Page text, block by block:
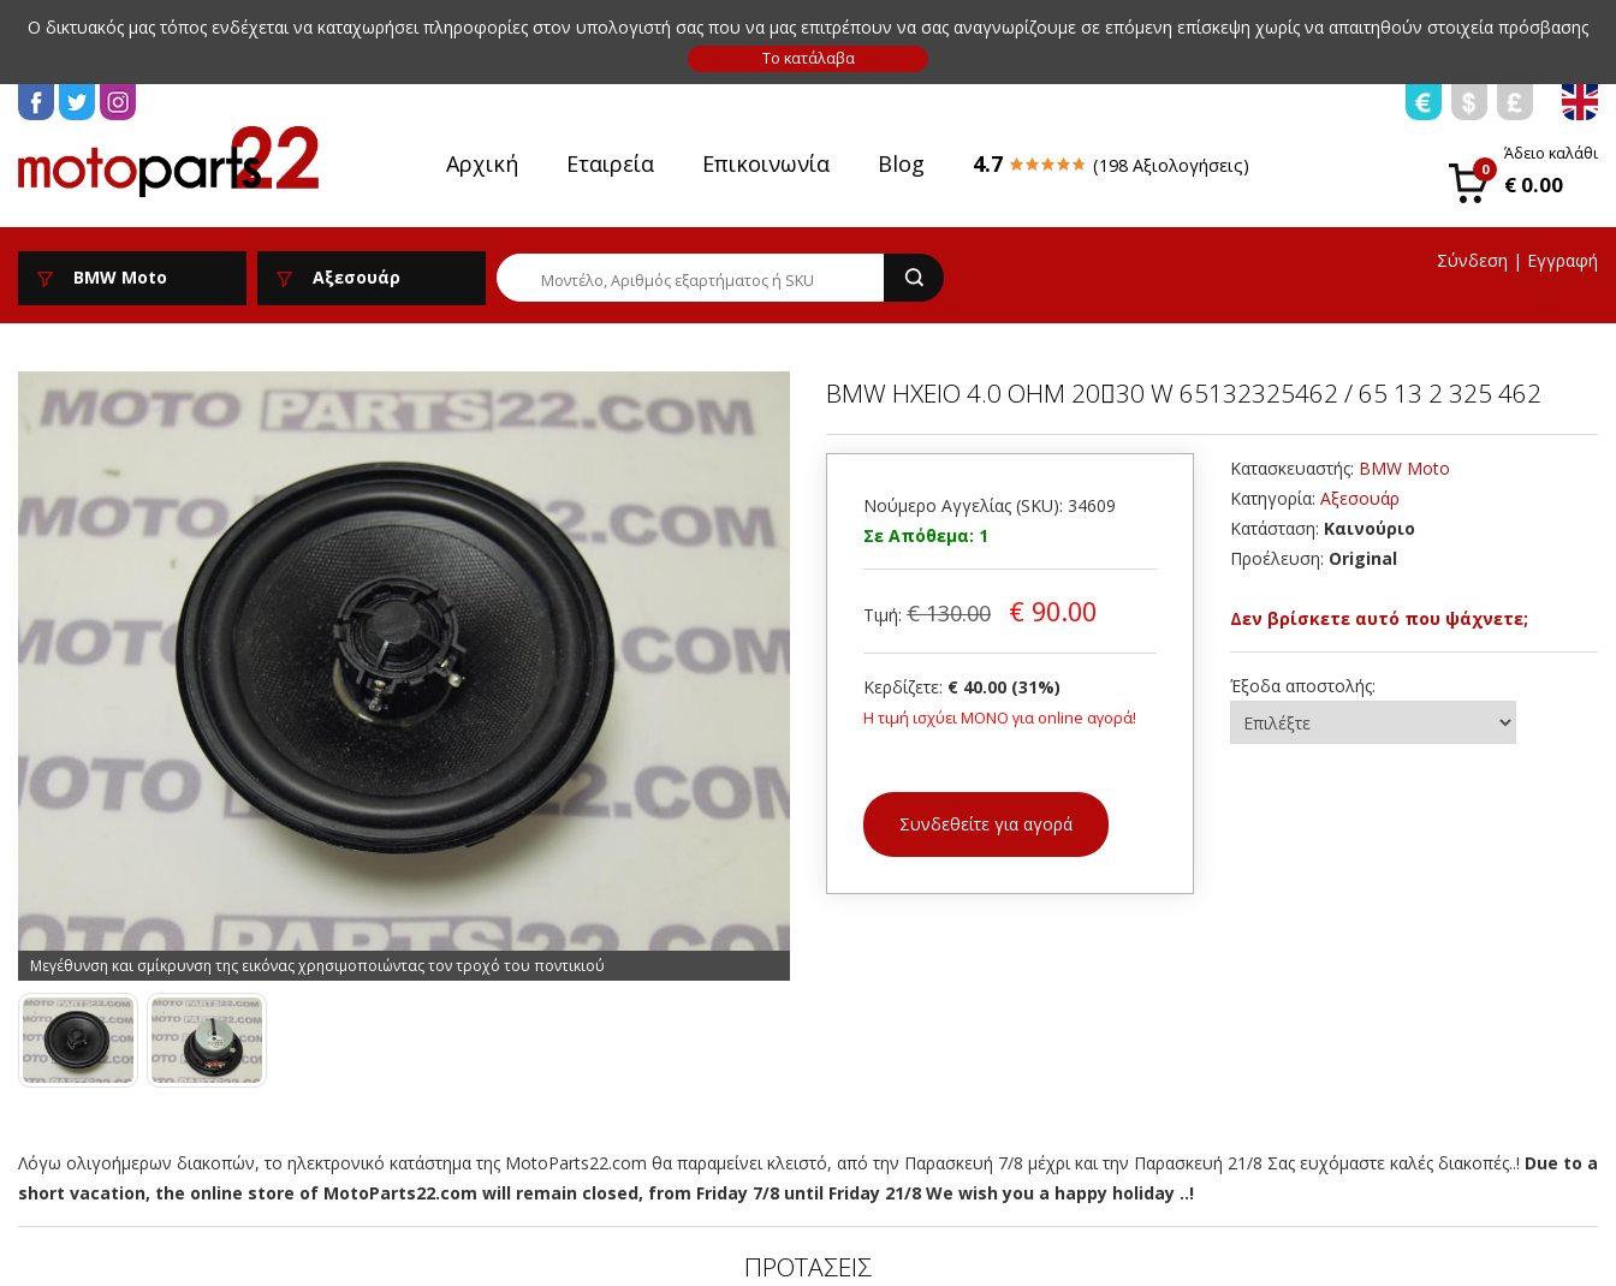
Ο δικτυακός μας τόπος ενδέχεται να καταχωρήσει πληροφορίες στον υπολογιστή σας που να μας επιτρέπουν να σας αναγνωρίζουμε σε επόμενη επίσκεψη χωρίς να απαιτηθούν στοιχεία πρόσβασης
Αρχική Εταιρεία Επικοινωνία Blog 4.7 (198 Αξιολογήσεις) 0
Άδειο καλάθι
€ 0.00
BMW Moto Αξεσουάρ
Σύνδεση | Εγγραφή
Μεγέθυνση και σμίκρυνση της εικόνας χρησιμοποιώντας τον τροχό του ποντικιού
BMW ΗΧΕΙΟ 4.0 OHM 2030 W 65132325462 / 65 13 2 325 462
Νούμερο Αγγελίας (SKU): 34609
Σε Απόθεμα: 1
Τιμή: € 130.00 € 90.00
Κερδίζετε: € 40.00 (31%)
Η τιμή ισχύει ΜΟΝΟ για online αγορά!
Συνδεθείτε για αγορά
Κατασκευαστής: BMW Moto
Κατηγορία: Αξεσουάρ
Κατάσταση: Καινούριο
Προέλευση: Original
Δεν βρίσκετε αυτό που ψάχνετε;
Έξοδα αποστολής:
Λόγω ολιγοήμερων διακοπών, το ηλεκτρονικό κατάστημα της MotoParts22.com θα παραμείνει κλειστό, από την Παρασκευή 7/8 μέχρι και την Παρασκευή 21/8 Σας ευχόμαστε καλές διακοπές..! Due to a
short vacation, the online store of MotoParts22.com will remain closed, from Friday 7/8 until Friday 21/8 We wish you a happy holiday ..!
ΠΡΟΤΑΣΕΙΣ